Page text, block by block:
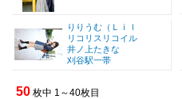
りりうむ（Ｌｉｌ
リコリスリコイル
井ノ上たきな
刈谷駅一帯
50 枚中 1～40枚目